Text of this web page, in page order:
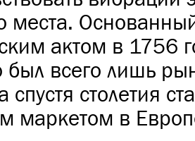
места.
актом в 1756
был всего лишь
спустя столетия
маркетом в